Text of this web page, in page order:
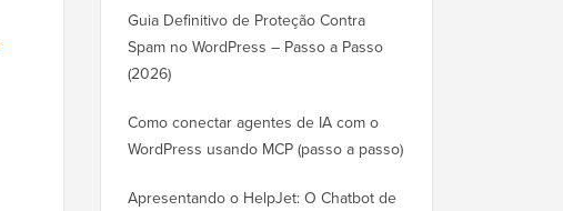
Guia Definitivo de Proteção Contra
Spam no WordPress – Passo a Passo
(2026)
Como conectar agentes de IA com o
WordPress usando MCP (passo a passo)
Apresentando o HelpJet: O Chatbot de